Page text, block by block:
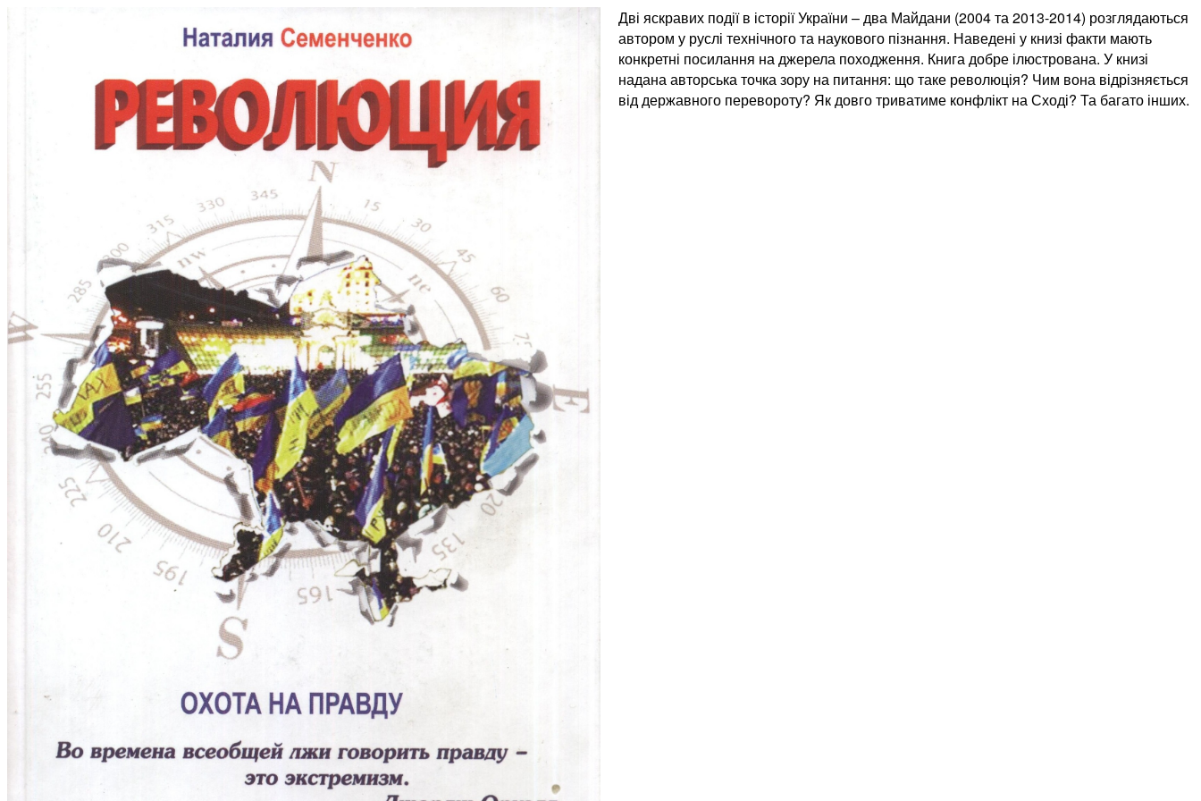
Дві яскравих події в історії України – два Майдани (2004 та 2013-2014) розглядаються
автором у руслі технічного та наукового пізнання. Наведені у книзі факти мають
конкретні посилання на джерела походження. Книга добре ілюстрована. У книзі
надана авторська точка зору на питання: що таке революція? Чим вона відрізняється
від державного перевороту? Як довго триватиме конфлікт на Сході? Та багато інших.